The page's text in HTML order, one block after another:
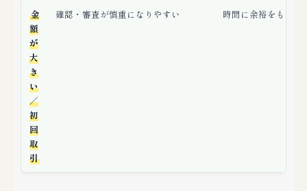
金
額
が
大
き
い
／
初
回
取
引
確認・審査が慎重になりやすい 時間に余裕をもって